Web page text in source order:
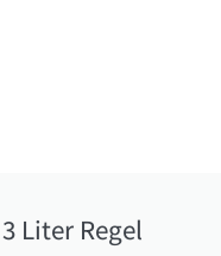
3 Liter Regel